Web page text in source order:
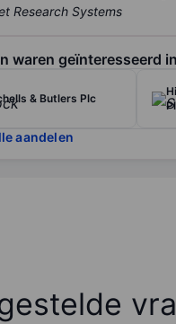
waren geïnteresseerd in
& Butlers Plc
aandelen